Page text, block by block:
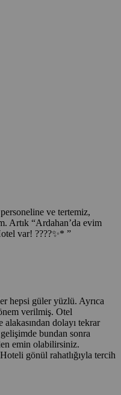
ve tertemiz,
Artık “Ardahan’da evim
var! ????✨* ”
hepsi güler yüzlü. Ayrıca
verilmiş. Otel
dolayı tekrar
bundan sonra
emin olabilirsiniz.
gönül rahatlığıyla tercih